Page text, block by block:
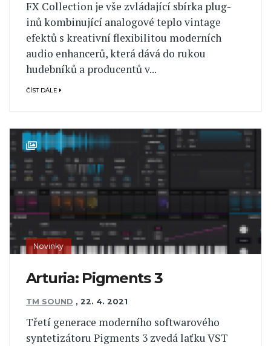
FX Collection je vše zvládající sbírka plug-
inů kombinující analogové teplo vintage
efektů s kreativní flexibilitou moderních
audio enhancerů, která dává do rukou
hudebníků a producentů v...
ČÍST DÁLE
Novinky
Arturia: Pigments 3
TM SOUND , 22. 4. 2021
Třetí generace moderního softwarového
syntetizátoru Pigments 3 zvedá laťku VST